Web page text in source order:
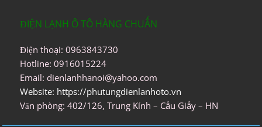
ĐIỆN LẠNH Ô TÔ HÀNG CHUẨN
Điện thoại: 0963843730
Hotline: 0916015224
Email: dienlanhhanoi@yahoo.com
Website: https://phutungdienlanhoto.vn
Văn phòng: 402/126, Trung Kính – Cầu Giấy – HN